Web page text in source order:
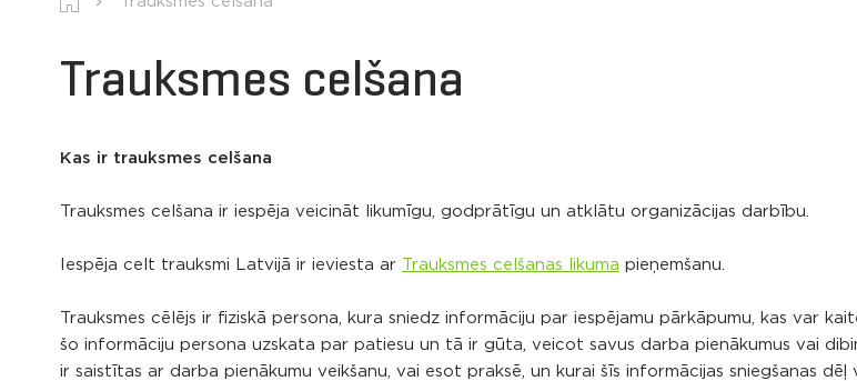
Trauksmes celšana
Kas ir trauksmes celšana
Trauksmes celšana ir iespēja veicināt likumīgu, godprātīgu un atklātu organizācijas darbību.
Iespēja celt trauksmi Latvijā ir ieviesta ar Trauksmes celšanas likuma pieņemšanu.
Trauksmes cēlējs ir fiziskā persona, kura sniedz informāciju par iespējamu pārkāpumu, kas var
šo informāciju persona uzskata par patiesu un tā ir gūta, veicot savus darba pienākumus vai
ir saistītas ar darba pienākumu veikšanu, vai esot praksē, un kurai šīs informācijas sniegšanas